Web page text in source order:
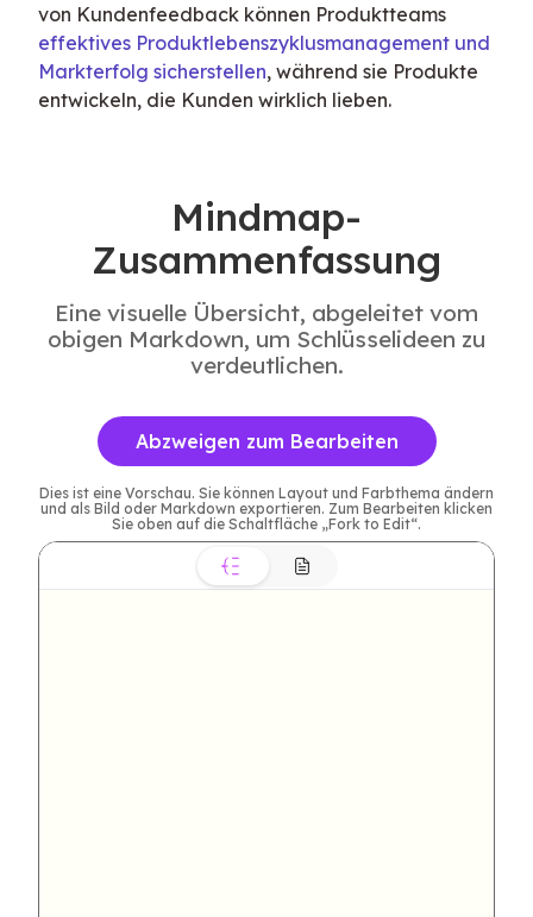
effektives Produktlebenszyklusmanagement und
Markterfolg sicherstellen, während sie Produkte
entwickeln, die Kunden wirklich lieben.
Mindmap-
Zusammenfassung
Eine visuelle Übersicht, abgeleitet vom
obigen Markdown, um Schlüsselideen zu
verdeutlichen.
Abzweigen zum Bearbeiten
Dies ist eine Vorschau. Sie können Layout und Farbthema ändern
und als Bild oder Markdown exportieren. Zum Bearbeiten klicken
Sie oben auf die Schaltfläche „Fork to Edit“.